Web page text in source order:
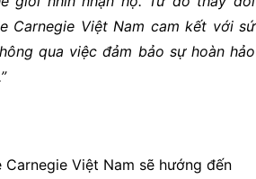
Carnegie Việt Nam cam kết với sứ
qua việc đảm bảo sự hoàn hảo
Việt Nam sẽ hướng đến